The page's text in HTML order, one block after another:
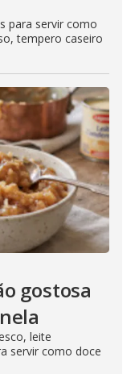
para servir como
tempero caseiro
gostosa
leite
servir como doce